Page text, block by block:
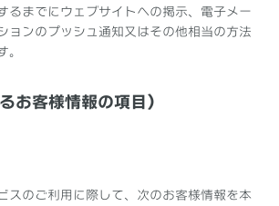
るまでにウェブサイトへの掲示、電子メー
ョンのプッシュ通知又はその他相当の方法
。
お客様情報の項目）
スのご利用に際して、次のお客様情報を本